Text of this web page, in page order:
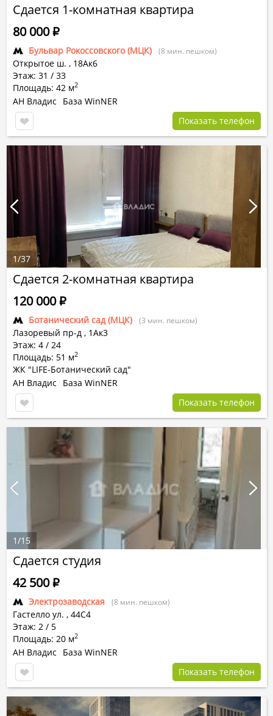
Сдается 1-комнатная квартира
Бульвар Рокоссовского (МЦК) (8 мин. пешком)
Открытое ш. , 18Ак6
Этаж: 31 / 33
Площадь: 42 м2
80 000Р
АН Владис
База WinNER
Показать телефон
Сдается 2-комнатная квартира
Ботанический сад (МЦК) (3 мин. пешком)
Лазоревый пр-д , 1Ак3
Этаж: 4 / 24
Площадь: 51 м2
ЖК "LIFE-Ботанический сад"
120 000Р
АН Владис
База WinNER
Показать телефон
1/37
Сдается студия
Электрозаводская (8 мин. пешком)
Гастелло ул. , 44С4
Этаж: 2 / 5
Площадь: 20 м2
42 500Р
АН Владис
База WinNER
Показать телефон
1/15